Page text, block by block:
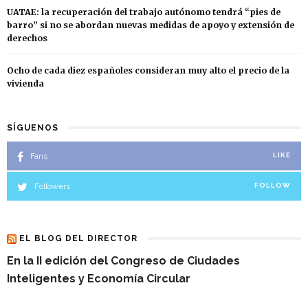
UATAE: la recuperación del trabajo autónomo tendrá “pies de
barro” si no se abordan nuevas medidas de apoyo y extensión de
derechos
Ocho de cada diez españoles consideran muy alto el precio de la
vivienda
SÍGUENOS
Fans LIKE
Followers FOLLOW
EL BLOG DEL DIRECTOR
En la II edición del Congreso de Ciudades
Inteligentes y Economía Circular